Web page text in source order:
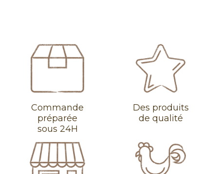
Commande
préparée
sous 24H
Des produits
de qualité